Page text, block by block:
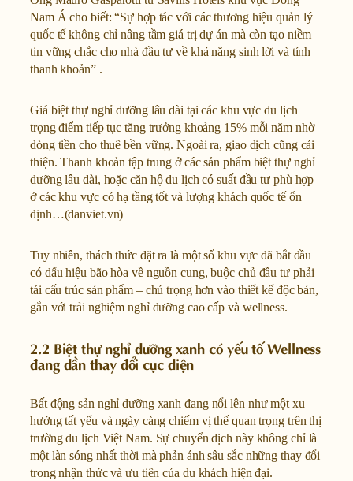
Nam Á cho biết: “Sự hợp tác với các thương hiệu quản lý
quốc tế không chỉ nâng tầm giá trị dự án mà còn tạo niềm
tin vững chắc cho nhà đầu tư về khả năng sinh lời và tính
thanh khoản” .
Giá biệt thự nghỉ dưỡng lâu dài tại các khu vực du lịch
trọng điểm tiếp tục tăng trưởng khoảng 15% mỗi năm nhờ
dòng tiền cho thuê bền vững. Ngoài ra, giao dịch cũng cải
thiện. Thanh khoản tập trung ở các sản phẩm biệt thự nghỉ
dưỡng lâu dài, hoặc căn hộ du lịch có suất đầu tư phù hợp
ở các khu vực có hạ tầng tốt và lượng khách quốc tế ổn
định…(danviet.vn)
Tuy nhiên, thách thức đặt ra là một số khu vực đã bắt đầu
có dấu hiệu bão hòa về nguồn cung, buộc chủ đầu tư phải
tái cấu trúc sản phẩm – chú trọng hơn vào thiết kế độc bản,
gắn với trải nghiệm nghỉ dưỡng cao cấp và wellness.
2.2 Biệt thự nghỉ dưỡng xanh có yếu tố Wellness
đang dần thay đổi cục diện
Bất động sản nghỉ dưỡng xanh đang nổi lên như một xu
hướng tất yếu và ngày càng chiếm vị thế quan trọng trên thị
trường du lịch Việt Nam. Sự chuyển dịch này không chỉ là
một làn sóng nhất thời mà phản ánh sâu sắc những thay đổi
trong nhận thức và ưu tiên của du khách hiện đại.